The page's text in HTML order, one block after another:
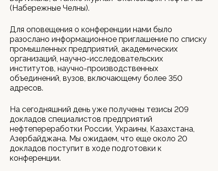
(Набережные Челны).
Для оповещения о конференции нами было
разослано информационное приглашение по списку
промышленных предприятий, академических
организаций, научно-исследовательских
институтов, научно-производственных
объединений, вузов, включающему более 350
адресов.
На сегодняшний день уже получены тезисы 209
докладов специалистов предприятий
нефтепереработки России, Украины, Казахстана,
Азербайджана. Мы ожидаем, что еще около 20
докладов поступит в ходе подготовки к
конференции.